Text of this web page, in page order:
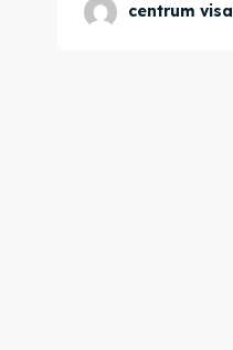
centrum visa